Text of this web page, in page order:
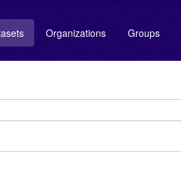
Organizations Groups